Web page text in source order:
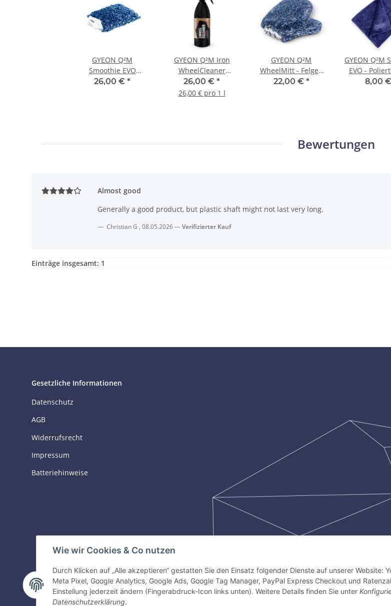
Wie wir Cookies & Co nutzen
Durch Klicken auf „Alle akzeptieren“ gestatten Sie den Einsatz folgender Dienste auf unserer Website:
Meta Pixel, Google Analytics, Google Ads, Google Tag Manager, PayPal Express Checkout und
Einstellung jederzeit ändern (Fingerabdruck-Icon links unten). Weitere Details finden Sie unter
Datenschutzerklärung.
GYEON Q²M
Smoothie EVO
WashMitt -
26,00 € *
GYEON Q²M Iron
WheelCleaner
REDEFINED -
Felgenreiniger 1,0
26,00 € *
26,00 € pro 1 l
GYEON Q²M
WheelMitt - Felgen
Waschhandschuh
22,00 € *
GYEON Q²M
EVO -
cm × 40
8,00 €
Bewertungen
Almost good
Generally a good product, but plastic shaft might not last very long.
Christian G , 08.05.2026 Verifizierter Kauf
Einträge insgesamt: 1
Gesetzliche Informationen
Datenschutz
AGB
Widerrufsrecht
Impressum
Batteriehinweise